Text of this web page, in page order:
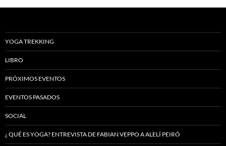
YOGA TREKKING
LIBRO
PRÓXIMOS EVENTOS
EVENTOS PASADOS
SOCIAL
¿ QUÉ ES YOGA? ENTREVISTA DE FABIAN VEPPO A ALELÍ PEIRÓ